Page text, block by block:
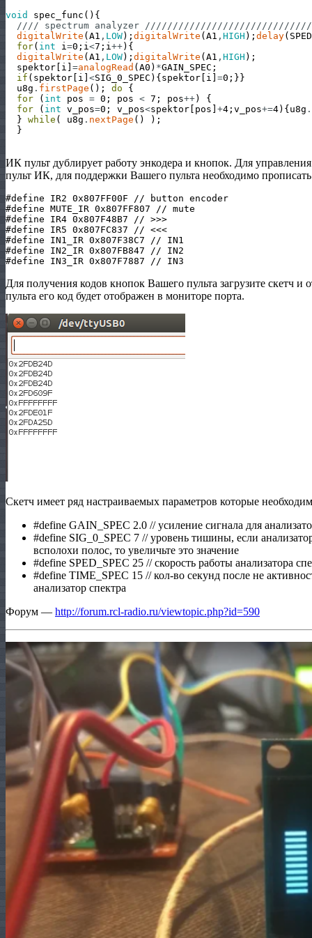
void
spec_func ( ) {
//// spectrum analyzer
digitalWrite (A1 , LOW) ; digitalWrite (A1 , HIGH ) ; delay(
for( int i =0 ; i <7 ; i ++) {
digitalWrite (A1 , LOW) ; digitalWrite (A1 , HIGH ) ;
spektor [ i ] =analogRead (A0 ) *GAIN_SPEC ;
if ( spektor [ i ] <SIG_0_SPEC ) {spektor [ i ] =0 ; }}
u8g . firstPage ( ) ; do
{
for
( int pos = 0 ; pos < 7 ; pos++)
{
for
( int v_pos=0 ; v_pos<spektor [ pos ] +4 ; v_pos+=4) {u8g .
} while ( u8g . nextPage ( ) ) ;
}
ИК пульт дублирует работу энкодера и кнопок. Для
пульт ИК, для поддержки Вашего пульта необходимо
#define IR2 0x807FF00F // button encoder
#define MUTE_IR 0x807FF807 // mute
#define IR4 0x807F48B7 // >>>
#define IR5 0x807FC837 // <<<
#define IN1_IR 0x807F38C7 // IN1
#define IN2_IR 0x807FB847 // IN2
Для получения кодов кнопок Вашего пульта загрузите скетч
пульта его код будет отображен в мониторе порта.
Скетч имеет ряд настраиваемых параметров которые
#define GAIN_SPEC 2.0 // усиление сигнала для
#define SIG_0_SPEC 7 // уровень тишины, если
всполохи полос, то увеличьте это значение
#define SPED_SPEC 25 // скорость работы анализатора
#define TIME_SPEC 15 // кол-во секунд после не
анализатор спектра
Форум — http://forum.rcl-radio.ru/viewtopic.php?id=590